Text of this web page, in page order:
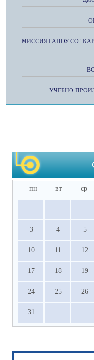
МИССИЯ ГАПОУ СО
УЧЕБНО-
пн вт ср
3 4 5
10 11 12
17 18 19
24 25 26
31